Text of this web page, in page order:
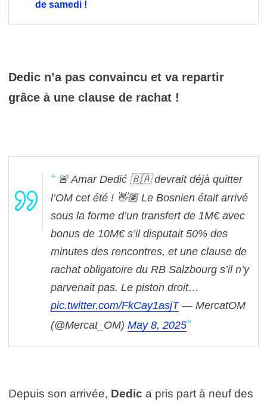
de samedi !
Dedic n’a pas convaincu et va repartir
grâce à une clause de rachat !
🚨 Amar Dedić 🇧🇦 devrait déjà quitter
l’OM cet été ! 👋🏽 Le Bosnien était arrivé
sous la forme d’un transfert de 1M€ avec
bonus de 10M€ s’il disputait 50% des
minutes des rencontres, et une clause de
rachat obligatoire du RB Salzbourg s’il n’y
parvenait pas. Le piston droit…
pic.twitter.com/FkCay1asjT — MercatOM
(@Mercat_OM) May 8, 2025
Depuis son arrivée, Dedic a pris part à neuf des